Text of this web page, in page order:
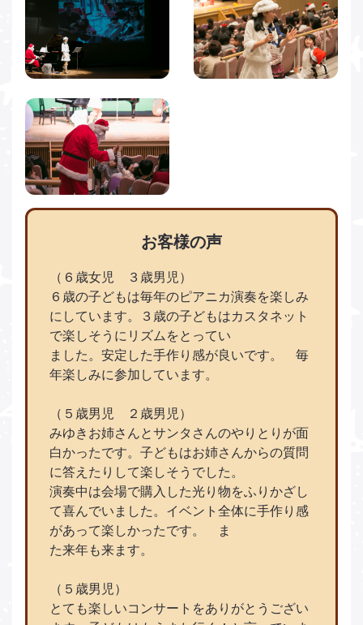
お客様の声
（６歳女児 ３歳男児）
６歳の子どもは毎年のピアニカ演奏を楽しみ
にしています。３歳の子どもはカスタネット
で楽しそうにリズムをとってい
ました。安定した手作り感が良いです。 毎
年楽しみに参加しています。
（５歳男児 ２歳男児）
みゆきお姉さんとサンタさんのやりとりが面
白かったです。子どもはお姉さんからの質問
に答えたりして楽しそうでした。
演奏中は会場で購入した光り物をふりかざし
て喜んでいました。イベント全体に手作り感
があって楽しかったです。 ま
た来年も来ます。
（５歳男児）
とても楽しいコンサートをありがとうござい